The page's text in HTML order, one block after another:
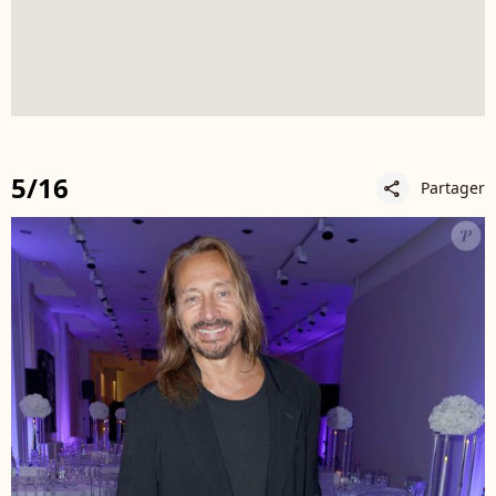
5/16 share Partager